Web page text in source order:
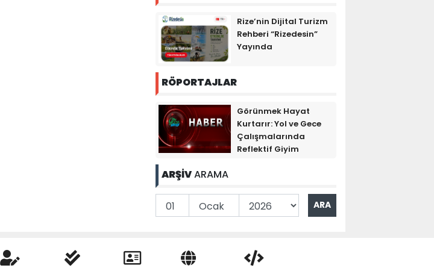
Rize’nin Dijital Turizm
Rehberi “Rizedesin”
Yayında
RÖPORTAJLAR
Görünmek Hayat
Kurtarır: Yol ve Gece
Çalışmalarında
Reflektif Giyim
ARŞİVARAMA